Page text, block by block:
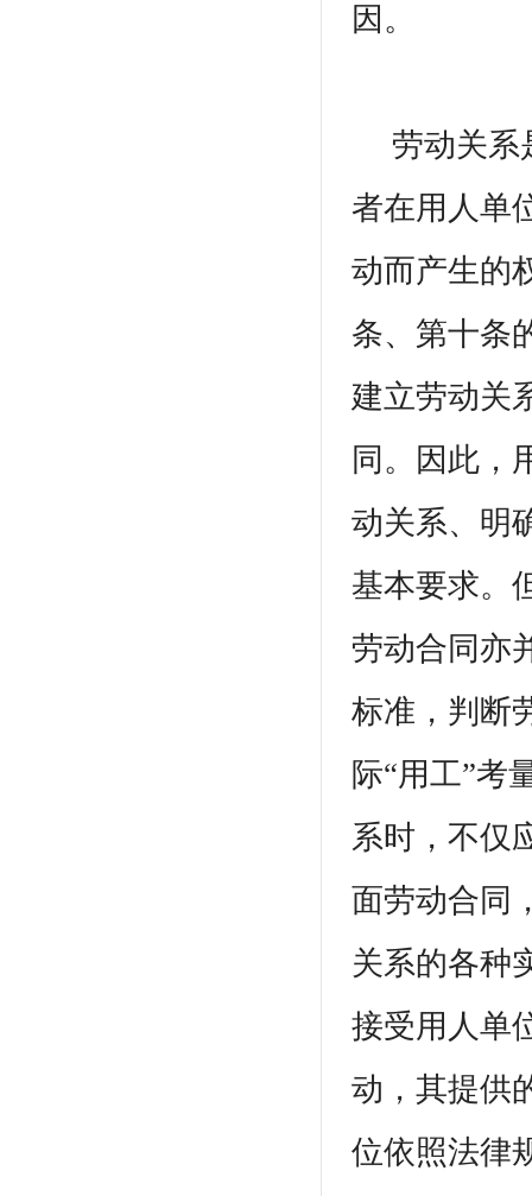
因。
劳动关系
者在用人单
动而产生的
条、第十条
建立劳动关
同。因此，
动关系、明
基本要求。
劳动合同亦
标准，判断
际“用工”考
系时，不仅
面劳动合同
关系的各种
接受用人单
动，其提供
位依照法律